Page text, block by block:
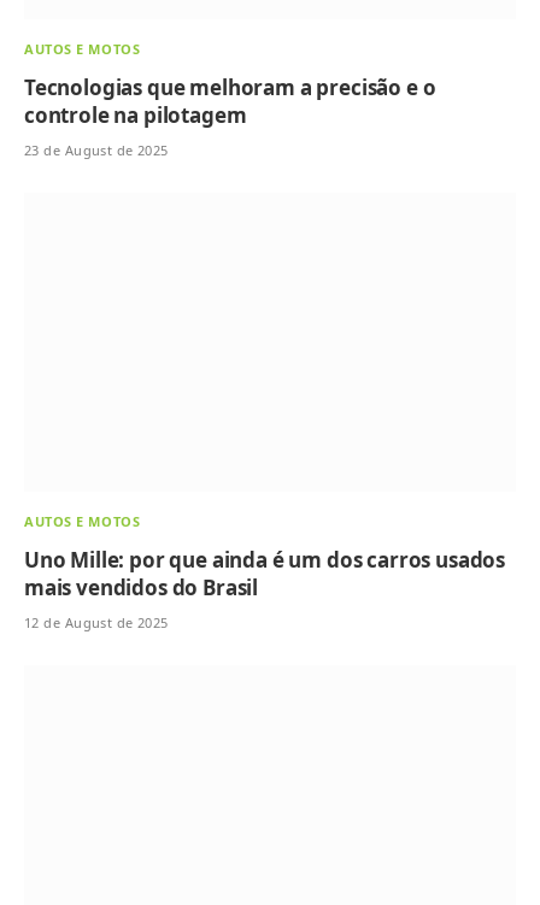
AUTOS E MOTOS
Tecnologias que melhoram a precisão e o
controle na pilotagem
23 de August de 2025
AUTOS E MOTOS
Uno Mille: por que ainda é um dos carros usados
mais vendidos do Brasil
12 de August de 2025